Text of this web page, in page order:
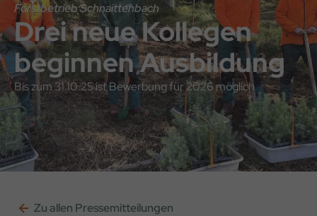
Forstbetrieb Schnaittenbach
Drei neue Kollegen
beginnen Ausbildung
Bis zum 31.10.25 ist Bewerbung für 2026 möglich
Zu allen Pressemitteilungen